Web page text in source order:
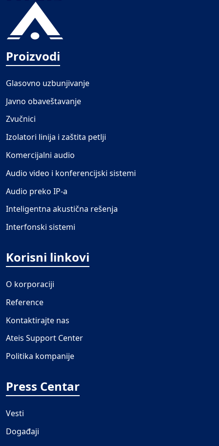
Proizvodi
Glasovno uzbunjivanje
Javno obaveštavanje
Zvučnici
Izolatori linija i zaštita petlji
Komercijalni audio
Audio video i konferencijski sistemi
Audio preko IP-a
Inteligentna akustična rešenja
Interfonski sistemi
Korisni linkovi
O korporaciji
Reference
Kontaktirajte nas
Ateis Support Center
Politika kompanije
Press Centar
Vesti
Događaji